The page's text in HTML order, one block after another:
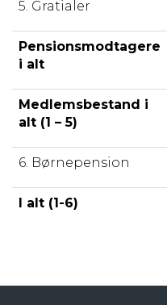
5. Gratialer
Pensionsmodtagere
i alt
Medlemsbestand i
alt (1 – 5)
6. Børnepension
I alt (1-6)